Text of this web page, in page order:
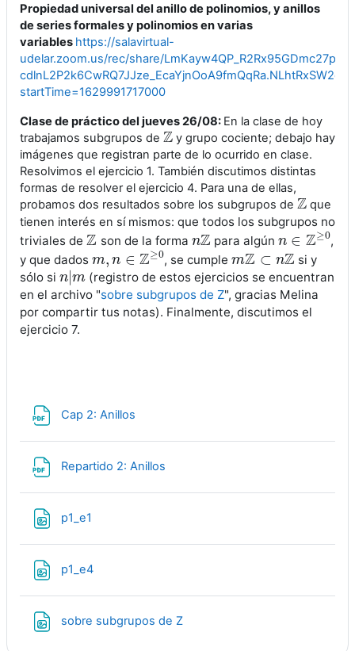
Propiedad universal del anillo de polinomios, y anillos
de series formales y polinomios en varias
variables https://salavirtual-
udelar.zoom.us/rec/share/
startTime=1629991717000
Clase de práctico del jueves 26/08: En la clase de hoy
trabajamos subgrupos de Z
Zy grupo cociente; debajo hay
imágenes que registran parte de lo ocurrido en clase.
Resolvimos el ejercicio 1. También discutimos distintas
formas de resolver el ejercicio 4. Para una de ellas,
probamos dos resultados sobre los subgrupos de Z
Zque
tienen interés en sí mismos: que todos los subgrupos no
triviales de Z
Z son de la forma nZ
nZ para algúnn ∈ Z≥0
n∈Z ≥0
,
y que dados m, n ∈ Z≥0
m,n∈ Z≥ 0 , se cumplemZ ⊂ nZ
mZ⊂ nZ
si y
sólo si n m
n| m (registro de estos ejercicios se encuentran
en el archivo "sobre subgrupos de Z", gracias Melina
por compartir tus notas). Finalmente, discutimos el
ejercicio 7.
Cap 2: Anillos
Repartido 2: Anillos
p1_e1
p1_e4
sobre subgrupos de Z